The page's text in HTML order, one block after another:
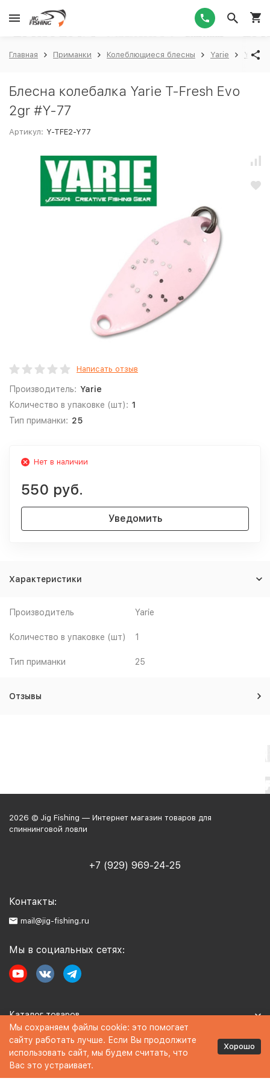
Главная Приманки Колеблющиеся блесны Yarie Yarie
Блесна колебалка Yarie T-Fresh Evo
2gr #Y-77
Артикул: Y-TFE2-Y77
Написать отзыв
Производитель: Yarie
Количество в упаковке (шт): 1
Тип приманки: 25
Нет в наличии
550 руб.
Уведомить
Характеристики
Производитель Yarie
Количество в упаковке (шт) 1
Тип приманки 25
Отзывы
2026 © Jig Fishing — Интернет магазин товаров для
спиннинговой ловли
+7 (929) 969-24-25
Контакты:
mail@jig-fishing.ru
Мы в социальных сетях:
Каталог товаров
Информация
Мы сохраняем файлы cookie: это помогает
сайту работать лучше. Если Вы продолжите
использовать сайт, мы будем считать, что
Вас это устраивает.
Хорошо